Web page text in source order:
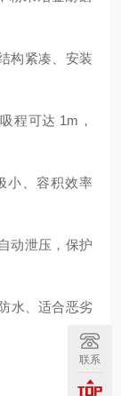
构紧凑、安装
程可达 1m，
小、容积效率
动泄压，保护
水、适合恶劣
联系